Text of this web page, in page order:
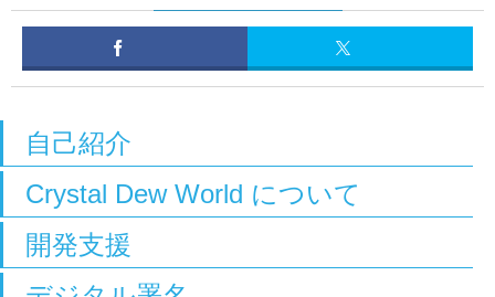
自己紹介
Crystal Dew World について
開発支援